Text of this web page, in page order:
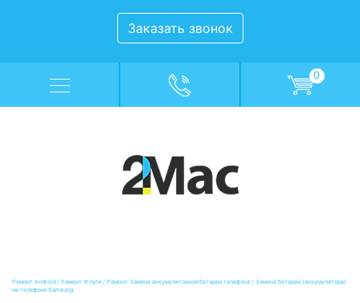
Заказать звонок
0
Ремонт Android / Ремонт Услуги / Ремонт Замена аккумуляторной батареи телефона / Замена батареи (аккумулятора)
на телефоне Samsung